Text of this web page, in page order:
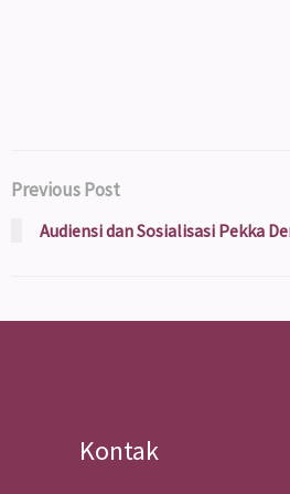
Previous Post
Audiensi dan Sosialisasi Pekka
Kontak